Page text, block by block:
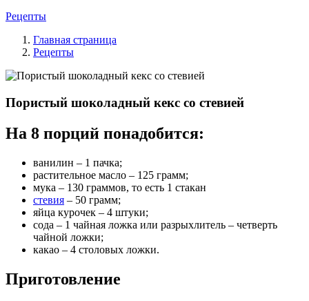
Рецепты
Главная страница
Рецепты
Пористый шоколадный кекс со стевией
На 8 порций понадобится:
ванилин – 1 пачка;
растительное масло – 125 грамм;
мука – 130 граммов, то есть 1 стакан
стевия – 50 грамм;
яйца курочек – 4 штуки;
сода – 1 чайная ложка или разрыхлитель – четверть
чайной ложки;
какао – 4 столовых ложки.
Приготовление